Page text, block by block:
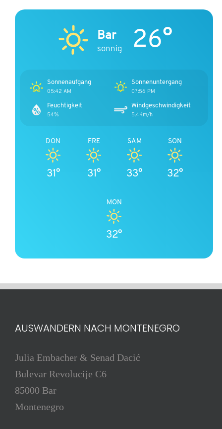
Bar
sonnig 26°
Sonnenaufgang
05:42 AM
Sonnenuntergang
07:56 PM
Feuchtigkeit
54%
Windgeschwindigkeit
5.4Km/h
DON
31°
FRE
31°
SAM
33°
SON
32°
MON
32°
AUSWANDERN NACH MONTENEGRO
Julia Embacher & Senad Dacić
Bulevar Revolucije C6
85000 Bar
Montenegro